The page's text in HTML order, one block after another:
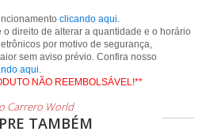
clicando aqui.
o direito de alterar a quantidade e o horário
por motivo de segurança,
sem aviso prévio. Confira nosso
aqui
NÃO REEMBOLSÁVEL!**
Carrero World
TAMBÉM